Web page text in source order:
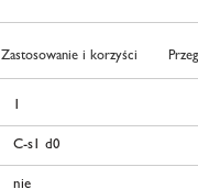
Zastosowanie i korzyści
1
C-s1 d0
nie